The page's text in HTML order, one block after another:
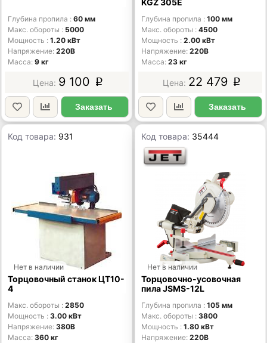
Глубина пропила
60 мм
Макс. обороты
5000
Мощность
1.20 кВт
Напряжение 220В
Масса 9 кг
9 100 p
Заказать
Глубина пропила
100 мм
Макс. обороты
4500
Мощность
2.00 кВт
Напряжение 220В
Масса 23 кг
22 479 p
Заказать
Код товара: 931
Нет в наличии
Торцовочный станок ЦТ10-
4
Макс. обороты
2850
Мощность
3.00 кВт
Напряжение 380В
Масса 360 кг
Код товара: 35444
Нет в наличии
Торцовочно-усовочная
пила JSMS-12L
Глубина пропила
105 мм
Макс. обороты
3800
Мощность
1.80 кВт
Напряжение 220В